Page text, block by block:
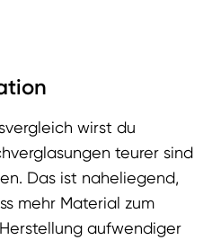
wirst du
teurer sind
Das ist naheliegend,
mehr Material zum
aufwendiger